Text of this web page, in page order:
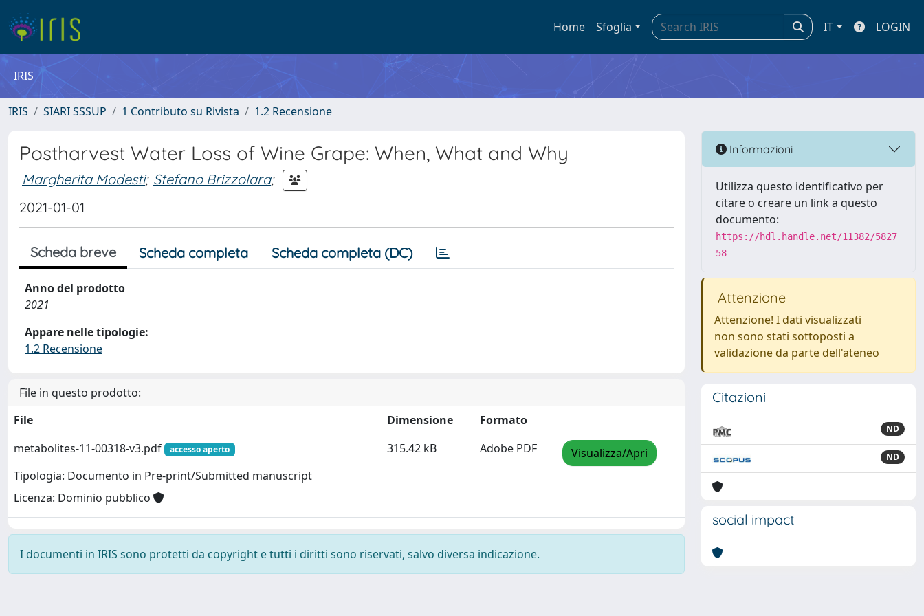
Home Sfoglia IT LOGIN
IRIS
IRIS SIARI SSSUP 1 Contributo su Rivista 1.2 Recensione
Postharvest Water Loss of Wine Grape: When, What and Why
Margherita Modesti; Stefano Brizzolara;
2021-01-01
Scheda breve Scheda completa Scheda completa (DC)
Anno del prodotto
2021
Appare nelle tipologie:
1.2 Recensione
File in questo prodotto:
File
Dimensione
Formato
metabolites-11-00318-v3.pdf
accesso aperto
Tipologia: Documento in Pre-print/Submitted manuscript
Licenza: Dominio pubblico
315.42 kB Adobe PDF Visualizza/Apri
I documenti in IRIS sono protetti da copyright e tutti i diritti sono riservati, salvo diversa indicazione.
Informazioni
Utilizza questo identificativo per
citare o creare un link a questo
documento:
https://hdl.handle.net/11382/5827
58
Attenzione
Attenzione! I dati visualizzati
non sono stati sottoposti a
validazione da parte dell'ateneo
Citazioni
ND
ND
social impact